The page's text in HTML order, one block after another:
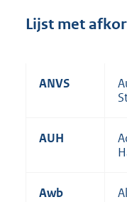
Lijst met
ANVS
AUH
Awb